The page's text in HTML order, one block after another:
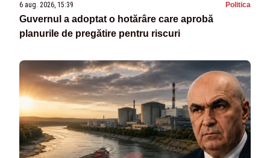
6 aug. 2026, 15:39 Politica
Guvernul a adoptat o hotărâre care aprobă
planurile de pregătire pentru riscuri